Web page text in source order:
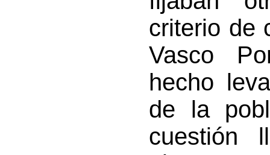
criterio de
Vasco
hecho
de la
cuestión